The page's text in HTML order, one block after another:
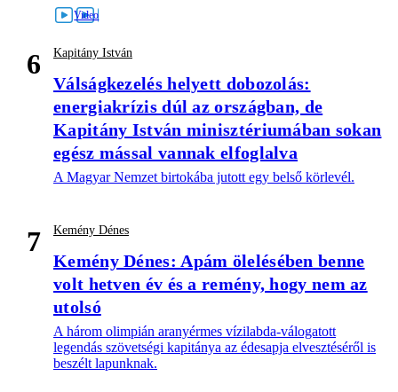
6 Kapitány István
Válságkezelés helyett dobozolás:
energiakrízis dúl az országban, de
Kapitány István minisztériumában sokan
egész mással vannak elfoglalva
A Magyar Nemzet birtokába jutott egy belső körlevél.
7 Kemény Dénes
Kemény Dénes: Apám ölelésében benne
volt hetven év és a remény, hogy nem az
utolsó
A három olimpián aranyérmes vízilabda-válogatott
legendás szövetségi kapitánya az édesapja elvesztéséről is
beszélt lapunknak.